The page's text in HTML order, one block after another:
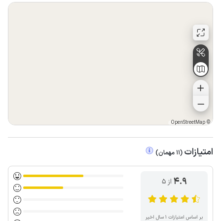
©
OpenStreetMap
امتیازات (
11 مهمان)
4.9 از ۵
بر اساس امتیازات ۱ سال اخیر